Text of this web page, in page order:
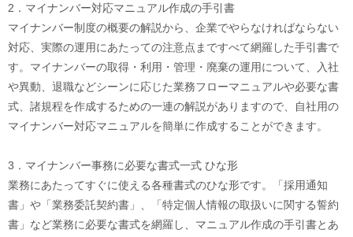
2．マイナンバー対応マニュアル作成の手引書
マイナンバー制度の概要の解説から、企業でやらなければならない
対応、実際の運用にあたっての注意点まですべて網羅した手引書で
す。マイナンバーの取得・利用・管理・廃棄の運用について、入社
や異動、退職などシーンに応じた業務フローマニュアルや必要な書
式、諸規程を作成するための一連の解説がありますので、自社用の
マイナンバー対応マニュアルを簡単に作成することができます。
3．マイナンバー事務に必要な書式一式 ひな形
業務にあたってすぐに使える各種書式のひな形です。「採用通知
書」や「業務委託契約書」、「特定個人情報の取扱いに関する誓約
書」など業務に必要な書式を網羅し、マニュアル作成の手引書とあ